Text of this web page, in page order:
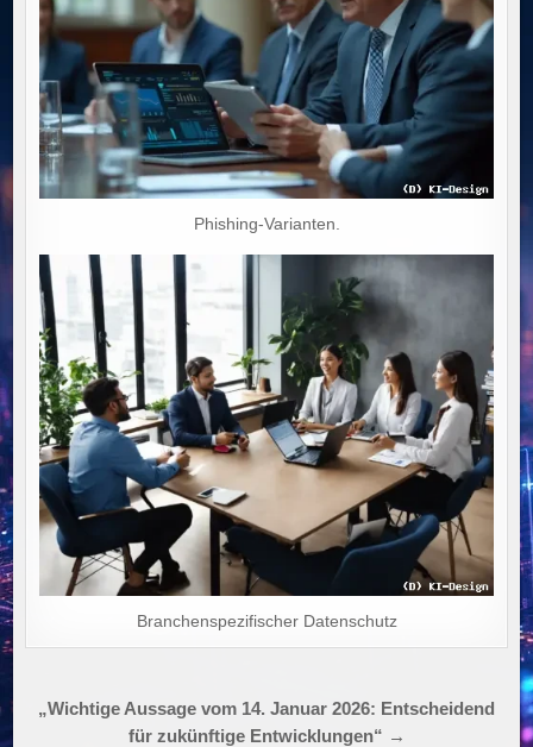
Phishing-Varianten.
Branchenspezifischer Datenschutz
Beitragsnavigation
„Wichtige Aussage vom 14. Januar 2026: Entscheidend
für zukünftige Entwicklungen“ →